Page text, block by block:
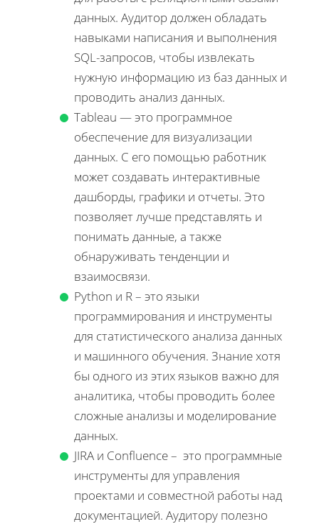
данных. Аудитор должен обладать
навыками написания и выполнения
SQL-запросов, чтобы извлекать
нужную информацию из баз данных и
проводить анализ данных.
Tableau — это программное
обеспечение для визуализации
данных. С его помощью работник
может создавать интерактивные
дашборды, графики и отчеты. Это
позволяет лучше представлять и
понимать данные, а также
обнаруживать тенденции и
взаимосвязи.
Python и R – это языки
программирования и инструменты
для статистического анализа данных
и машинного обучения. Знание хотя
бы одного из этих языков важно для
аналитика, чтобы проводить более
сложные анализы и моделирование
данных.
JIRA и Confluence – это программные
инструменты для управления
проектами и совместной работы над
документацией. Аудитору полезно